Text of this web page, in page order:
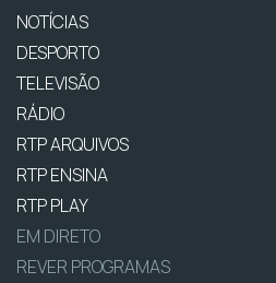
NOTÍCIAS
DESPORTO
TELEVISÃO
RÁDIO
RTP ARQUIVOS
RTP ENSINA
RTP PLAY
EM DIRETO
REVER PROGRAMAS